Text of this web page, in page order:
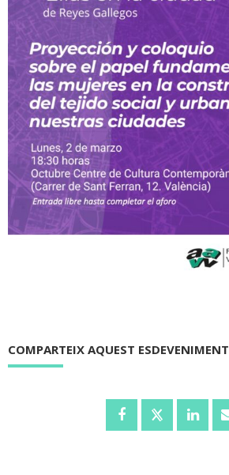
COMPARTEIX AQUEST ESDEVENIMENT